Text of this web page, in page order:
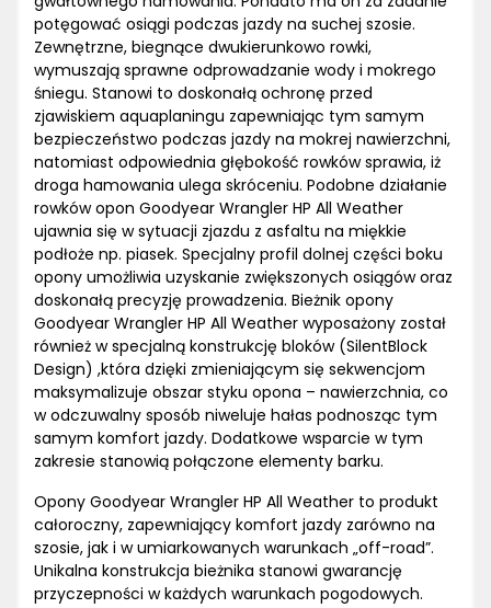
potęgować osiągi podczas jazdy na suchej szosie.
Zewnętrzne, biegnące dwukierunkowo rowki,
wymuszają sprawne odprowadzanie wody i mokrego
śniegu. Stanowi to doskonałą ochronę przed
zjawiskiem aquaplaningu zapewniając tym samym
bezpieczeństwo podczas jazdy na mokrej nawierzchni,
natomiast odpowiednia głębokość rowków sprawia, iż
droga hamowania ulega skróceniu. Podobne działanie
rowków opon Goodyear Wrangler HP All Weather
ujawnia się w sytuacji zjazdu z asfaltu na miękkie
podłoże np. piasek. Specjalny profil dolnej części boku
opony umożliwia uzyskanie zwiększonych osiągów oraz
doskonałą precyzję prowadzenia. Bieżnik opony
Goodyear Wrangler HP All Weather wyposażony został
również w specjalną konstrukcję bloków (SilentBlock
Design) ,która dzięki zmieniającym się sekwencjom
maksymalizuje obszar styku opona – nawierzchnia, co
w odczuwalny sposób niweluje hałas podnosząc tym
samym komfort jazdy. Dodatkowe wsparcie w tym
zakresie stanowią połączone elementy barku.
Opony Goodyear Wrangler HP All Weather to produkt
całoroczny, zapewniający komfort jazdy zarówno na
szosie, jak i w umiarkowanych warunkach „off-road”.
Unikalna konstrukcja bieżnika stanowi gwarancję
przyczepności w każdych warunkach pogodowych.